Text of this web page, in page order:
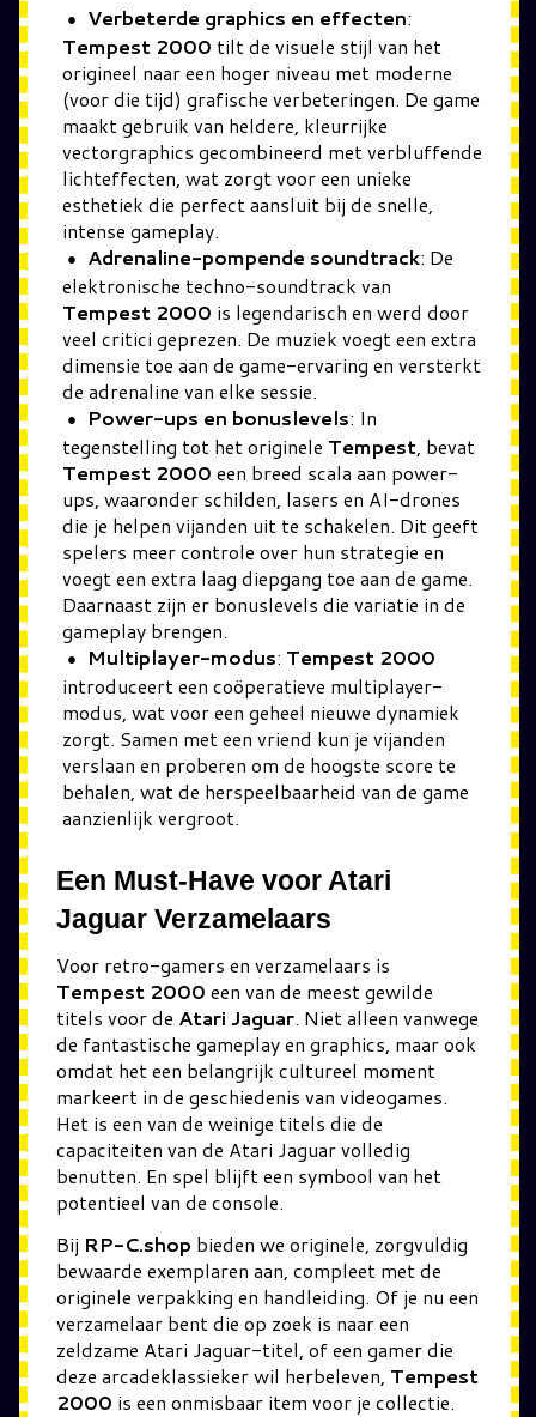
Verbeterde graphics en effecten:
Tempest 2000 tilt de visuele stijl van het
origineel naar een hoger niveau met moderne
(voor die tijd) grafische verbeteringen. De game
maakt gebruik van heldere, kleurrijke
vectorgraphics gecombineerd met verbluffende
lichteffecten, wat zorgt voor een unieke
esthetiek die perfect aansluit bij de snelle,
intense gameplay.
Adrenaline-pompende soundtrack: De
elektronische techno-soundtrack van
Tempest 2000 is legendarisch en werd door
veel critici geprezen. De muziek voegt een extra
dimensie toe aan de game-ervaring en versterkt
de adrenaline van elke sessie.
Power-ups en bonuslevels: In
tegenstelling tot het originele Tempest, bevat
Tempest 2000 een breed scala aan power-
ups, waaronder schilden, lasers en AI-drones
die je helpen vijanden uit te schakelen. Dit geeft
spelers meer controle over hun strategie en
voegt een extra laag diepgang toe aan de game.
Daarnaast zijn er bonuslevels die variatie in de
gameplay brengen.
Multiplayer-modus: Tempest 2000
introduceert een coöperatieve multiplayer-
modus, wat voor een geheel nieuwe dynamiek
zorgt. Samen met een vriend kun je vijanden
verslaan en proberen om de hoogste score te
behalen, wat de herspeelbaarheid van de game
aanzienlijk vergroot.
Een Must-Have voor Atari
Jaguar Verzamelaars
Voor retro-gamers en verzamelaars is
Tempest 2000 een van de meest gewilde
titels voor de Atari Jaguar. Niet alleen vanwege
de fantastische gameplay en graphics, maar ook
omdat het een belangrijk cultureel moment
markeert in de geschiedenis van videogames.
Het is een van de weinige titels die de
capaciteiten van de Atari Jaguar volledig
benutten. En spel blijft een symbool van het
potentieel van de console.
Bij RP-C.shop bieden we originele, zorgvuldig
bewaarde exemplaren aan, compleet met de
originele verpakking en handleiding. Of je nu een
verzamelaar bent die op zoek is naar een
zeldzame Atari Jaguar-titel, of een gamer die
deze arcadeklassieker wil herbeleven, Tempest
2000 is een onmisbaar item voor je collectie.